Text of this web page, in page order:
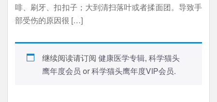
啡、刷牙、扣扣子；大到清扫落叶或者揉面团。导致手
部受伤的原因很 […]
继续阅读请订阅 健康医学专辑, 科学猫头
鹰年度会员 or科学猫头鹰年度VIP会员.